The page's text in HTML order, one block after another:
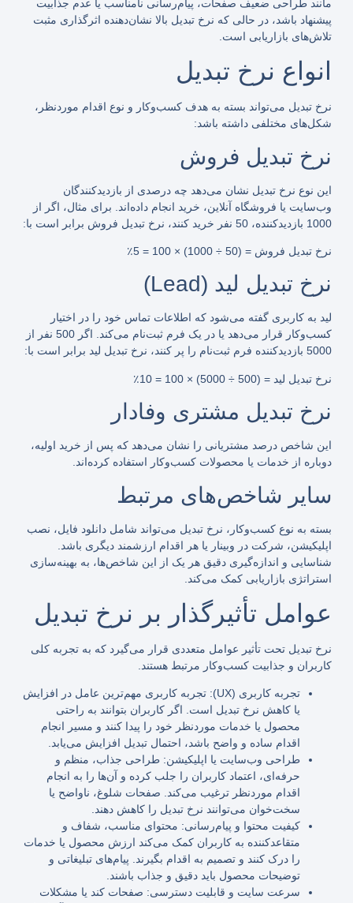
مانند طراحی ضعیف صفحات، پیام‌رسانی نامناسب یا عدم جذابیت
پیشنهاد باشد، در حالی که نرخ تبدیل بالا نشان‌دهنده اثرگذاری مثبت
تلاش‌های بازاریابی است.
انواع نرخ تبدیل
نرخ تبدیل می‌تواند بسته به هدف کسب‌وکار و نوع اقدام موردنظر،
شکل‌های مختلفی داشته باشد:
نرخ تبدیل فروش
این نوع نرخ تبدیل نشان می‌دهد چه درصدی از بازدیدکنندگان
وب‌سایت یا فروشگاه آنلاین، خرید انجام داده‌اند. برای مثال، اگر از
1000 بازدیدکننده، 50 نفر خرید کنند، نرخ تبدیل فروش برابر است با:
نرخ تبدیل فروش = (50 ÷ 1000) × 100 = 5٪
نرخ تبدیل لید (Lead)
لید به کاربری گفته می‌شود که اطلاعات تماس خود را در اختیار
کسب‌وکار قرار می‌دهد یا در یک فرم ثبت‌نام می‌کند. اگر 500 نفر از
5000 بازدیدکننده فرم ثبت‌نام را پر کنند، نرخ تبدیل لید برابر است با:
نرخ تبدیل لید = (500 ÷ 5000) × 100 = 10٪
نرخ تبدیل مشتری وفادار
این شاخص درصد مشتریانی را نشان می‌دهد که پس از خرید اولیه،
دوباره از خدمات یا محصولات کسب‌وکار استفاده کرده‌اند.
سایر شاخص‌های مرتبط
بسته به نوع کسب‌وکار، نرخ تبدیل می‌تواند شامل دانلود فایل، نصب
اپلیکیشن، شرکت در وبینار یا هر اقدام ارزشمند دیگری باشد.
شناسایی و اندازه‌گیری دقیق هر یک از این شاخص‌ها، به بهینه‌سازی
استراتژی بازاریابی کمک می‌کند.
عوامل تأثیرگذار بر نرخ تبدیل
نرخ تبدیل تحت تأثیر عوامل متعددی قرار می‌گیرد که به تجربه کلی
کاربران و جذابیت کسب‌وکار مرتبط هستند.
تجربه کاربری (UX): تجربه کاربری مهم‌ترین عامل در افزایش
یا کاهش نرخ تبدیل است. اگر کاربران بتوانند به راحتی
محصول یا خدمات موردنظر خود را پیدا کنند و مسیر انجام
اقدام ساده و واضح باشد، احتمال تبدیل افزایش می‌یابد.
طراحی وب‌سایت یا اپلیکیشن: طراحی جذاب، منظم و
حرفه‌ای، اعتماد کاربران را جلب کرده و آن‌ها را به انجام
اقدام موردنظر ترغیب می‌کند. صفحات شلوغ، ناواضح یا
سخت‌خوان می‌توانند نرخ تبدیل را کاهش دهند.
کیفیت محتوا و پیام‌رسانی: محتوای مناسب، شفاف و
متقاعدکننده به کاربران کمک می‌کند ارزش محصول یا خدمات
را درک کنند و تصمیم به اقدام بگیرند. پیام‌های تبلیغاتی و
توضیحات محصول باید دقیق و جذاب باشند.
سرعت سایت و قابلیت دسترسی: صفحات کند یا مشکلات